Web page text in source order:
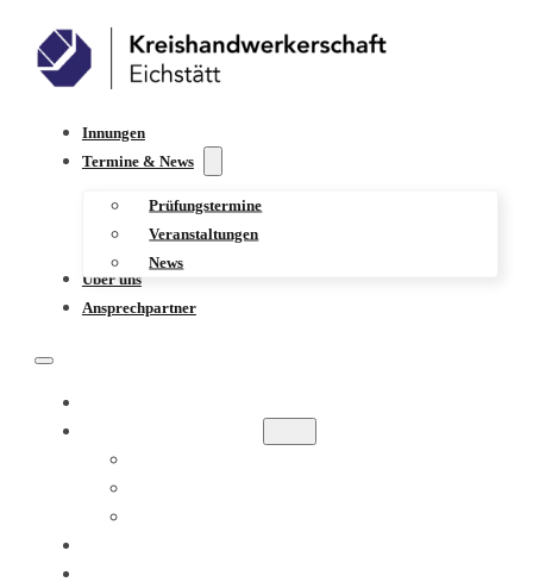
Innungen
Termine & News
Prüfungstermine
Veranstaltungen
News
Über uns
Ansprechpartner